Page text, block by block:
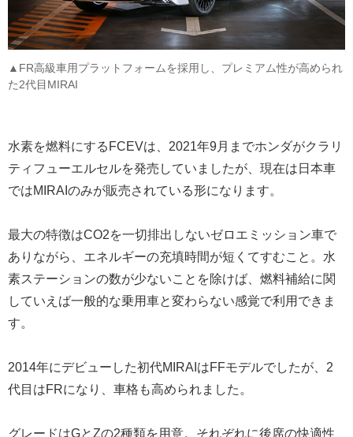
▲FR高級車用プラットフォームを採用し、プレミアム性が高められ
た2代目MIRAI
水素を燃料にするFCEVは、2021年9月までホンダがクラリ
ティフューエルセルを発売していましたが、現在は日本車
ではMIRAIのみが販売されている形になります。
最大の特徴はCO2を一切排出しないゼロエミッション車で
ありながら、エネルギーの充填時間が短くてすむこと。水
素ステーションの数が少ないことを除けば、燃料補給に関
していえば一般的な乗用車と変わらない感覚で利用できま
す。
2014年にデビューした初代MIRAIはFFモデルでしたが、2
代目はFRになり、車格も高められました。
グレードはGとZの2種類を用意。それぞれに後席の快適性